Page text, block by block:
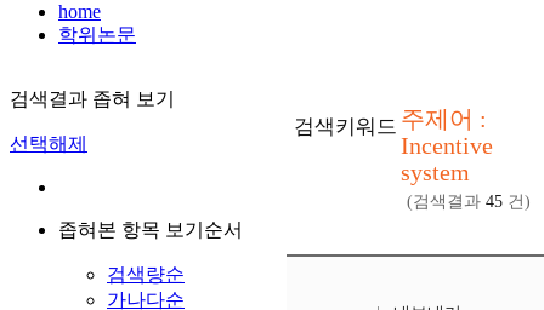
home
학위논문
검색결과 좁혀 보기
선택해제
좁혀본 항목 보기순서
검색량순
가나다순
검색키워드 주제어 :
Incentive
system
(검색결과 45 건)